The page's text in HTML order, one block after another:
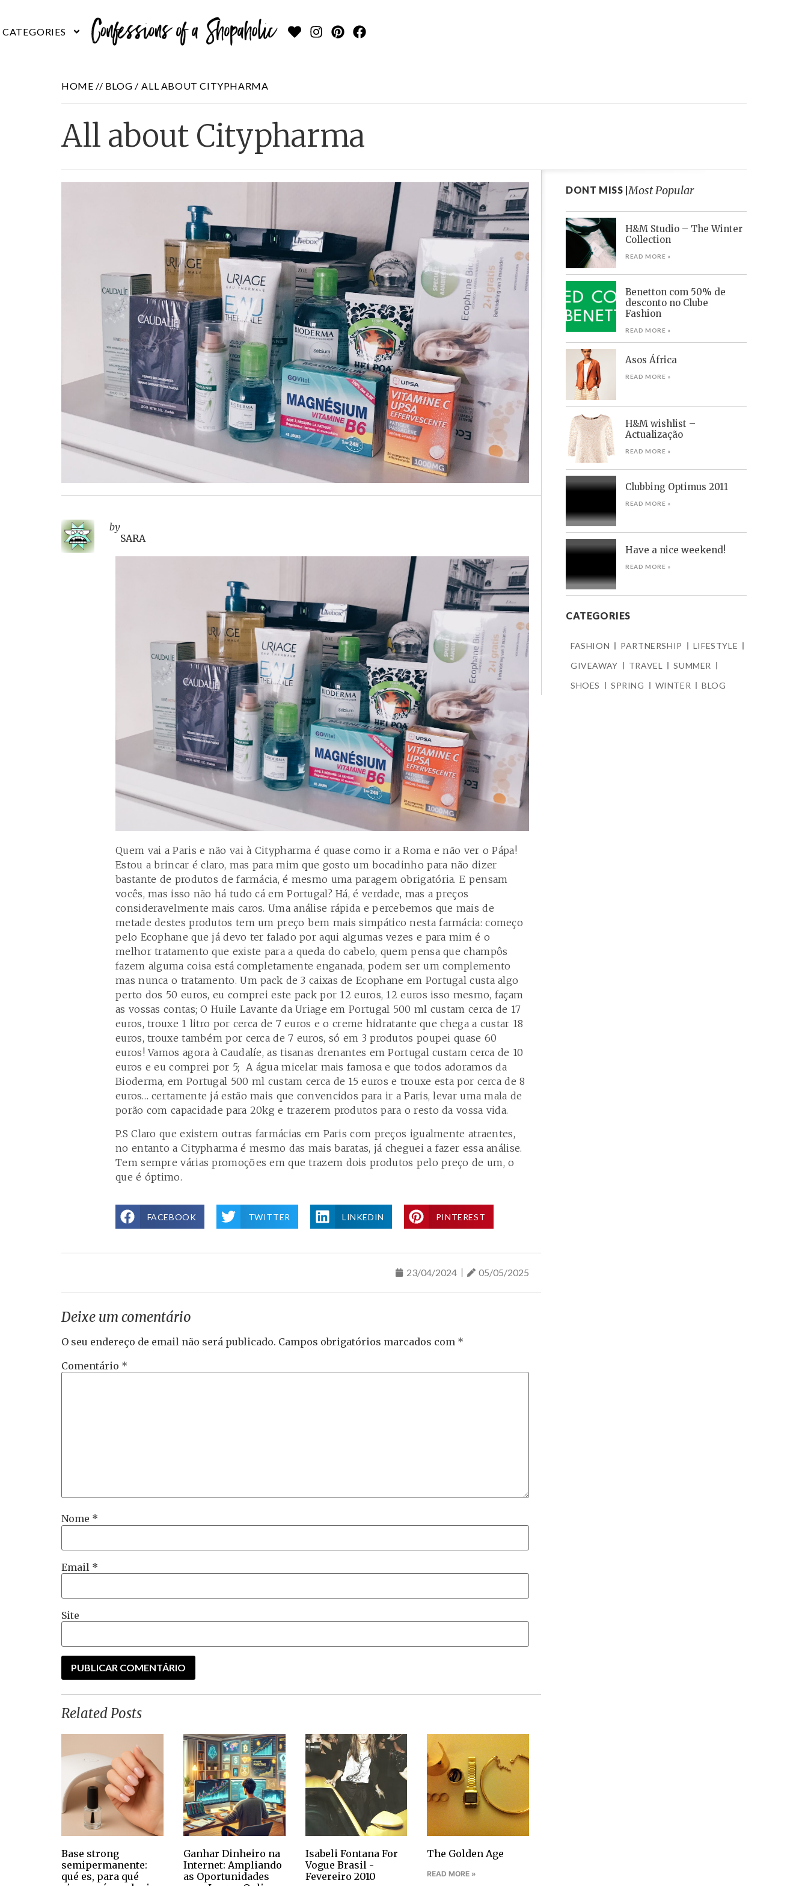
HOME // BLOG / ALL ABOUT CITYPHARMA
All about Citypharma
by
SARA
Quem vai a Paris e não vai à Citypharma é quase como ir a Roma e não ver o Pápa!
Estou a brincar é claro, mas para mim que gosto um bocadinho para não dizer
bastante de produtos de farmácia, é mesmo uma paragem obrigatória. E pensam
vocês, mas isso não há tudo cá em Portugal? Há, é verdade, mas a preços
consideravelmente mais caros. Uma análise rápida e percebemos que mais de
metade destes produtos tem um preço bem mais simpático nesta farmácia: começo
pelo Ecophane que já devo ter falado por aqui algumas vezes e para mim é o
melhor tratamento que existe para a queda do cabelo, quem pensa que champôs
fazem alguma coisa está completamente enganada, podem ser um complemento
mas nunca o tratamento. Um pack de 3 caixas de Ecophane em Portugal custa algo
perto dos 50 euros, eu comprei este pack por 12 euros, 12 euros isso mesmo, façam
as vossas contas; O Huile Lavante da Uriage em Portugal 500 ml custam cerca de 17
euros, trouxe 1 litro por cerca de 7 euros e o creme hidratante que chega a custar 18
euros, trouxe também por cerca de 7 euros, só em 3 produtos poupei quase 60
euros! Vamos agora à Caudalíe, as tisanas drenantes em Portugal custam cerca de 10
euros e eu comprei por 5; A água micelar mais famosa e que todos adoramos da
Bioderma, em Portugal 500 ml custam cerca de 15 euros e trouxe esta por cerca de 8
euros… certamente já estão mais que convencidos para ir a Paris, levar uma mala de
porão com capacidade para 20kg e trazerem produtos para o resto da vossa vida.
P.S Claro que existem outras farmácias em Paris com preços igualmente atraentes,
no entanto a Citypharma é mesmo das mais baratas, já cheguei a fazer essa análise.
Tem sempre várias promoções em que trazem dois produtos pelo preço de um, o
que é óptimo.
FACEBOOK TWITTER LINKEDIN PINTEREST
23/04/2024 05/05/2025
Deixe um comentário
O seu endereço de email não será publicado. Campos obrigatórios marcados com *
Comentário *
Nome *
Email *
Site
Related Posts
Base strong
semipermanente:
qué es, para qué
Ganhar Dinheiro na
Internet: Ampliando
as Oportunidades
Isabeli Fontana For
Vogue Brasil -
Fevereiro 2010
The Golden Age
READ MORE »
DONT MISS |Most Popular
H&M Studio – The Winter
Collection
READ MORE »
Benetton com 50% de
desconto no Clube
Fashion
READ MORE »
Asos África
READ MORE »
H&M wishlist –
Actualização
READ MORE »
Clubbing Optimus 2011
READ MORE »
Have a nice weekend!
READ MORE »
CATEGORIES
FASHION PARTNERSHIP
LIFESTYLE
GIVEAWAY
TRAVEL
SUMMER
SHOES
SPRING WINTER BLOG